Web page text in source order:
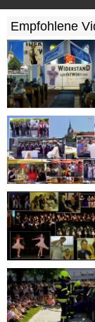
Empfohlene